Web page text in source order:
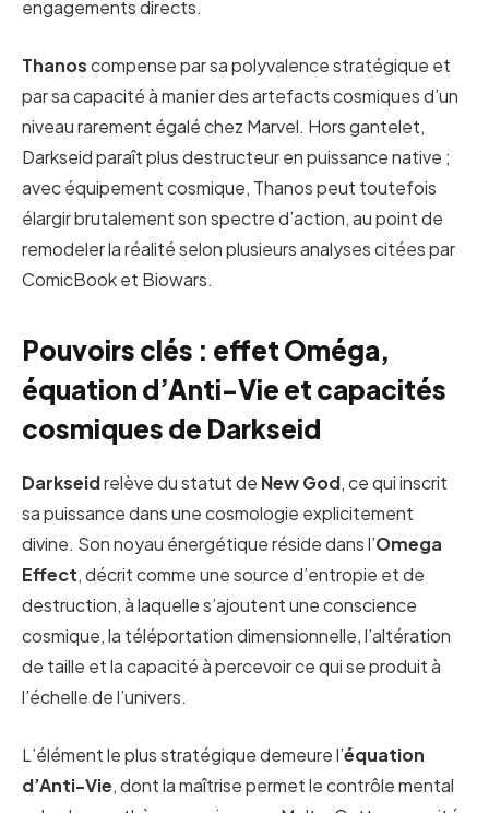
engagements directs.
Thanoscompense par sa polyvalence stratégique et
par sa capacité à manier des artefacts cosmiques d’un
niveau rarement égalé chez Marvel. Hors gantelet,
Darkseid paraît plus destructeur en puissance native ;
avec équipement cosmique, Thanos peut toutefois
élargir brutalement son spectre d’action, au point de
remodeler la réalité selon plusieurs analyses citées par
ComicBook et Biowars.
Pouvoirs clés : effet Oméga,
équation d’Anti-Vie et capacités
cosmiques de Darkseid
Darkseidrelève du statut de New God, ce qui inscrit
sa puissance dans une cosmologie explicitement
divine. Son noyau énergétique réside dans l’Omega
Effect, décrit comme une source d’entropie et de
destruction, à laquelle s’ajoutent une conscience
cosmique, la téléportation dimensionnelle, l’altération
de taille et la capacité à percevoir ce qui se produit à
l’échelle de l’univers.
L’élément le plus stratégique demeure l’équation
d’Anti-Vie, dont la maîtrise permet le contrôle mental